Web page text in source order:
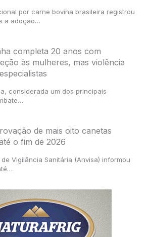
por carne bovina brasileira registrou
a adoção…
completa 20 anos com
às mulheres, mas violência
considerada um dos principais
de mais oito canetas
o fim de 2026
Vigilância Sanitária (Anvisa) informou